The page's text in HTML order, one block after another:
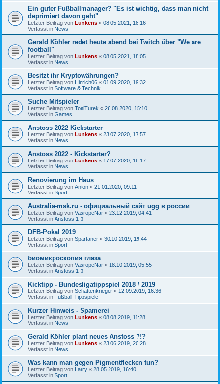
Ein guter Fußballmanager? "Es ist wichtig, dass man nicht
deprimiert davon geht"
Letzter Beitrag von Lunkens « 08.05.2021, 18:16
Verfasst in News
Gerald Köhler redet heute abend bei Twitch über "We are
football"
Letzter Beitrag von Lunkens « 08.05.2021, 18:05
Verfasst in News
Besitzt ihr Kryptowährungen?
Letzter Beitrag von Hinrich06 « 01.09.2020, 19:32
Verfasst in Software & Technik
Suche Mitspieler
Letzter Beitrag von ToniTurek « 26.08.2020, 15:10
Verfasst in Games
Anstoss 2022 Kickstarter
Letzter Beitrag von Lunkens « 23.07.2020, 17:57
Verfasst in News
Anstoss 2022 - Kickstarter?
Letzter Beitrag von Lunkens « 17.07.2020, 18:17
Verfasst in News
Renovierung im Haus
Letzter Beitrag von Anton « 21.01.2020, 09:11
Verfasst in Sport
Australia-msk.ru - официальный сайт ugg в россии
Letzter Beitrag von VasropeNar « 23.12.2019, 04:41
Verfasst in Anstoss 1-3
DFB-Pokal 2019
Letzter Beitrag von Spartaner « 30.10.2019, 19:44
Verfasst in Sport
биомикроскопия глаза
Letzter Beitrag von VasropeNar « 18.10.2019, 05:55
Verfasst in Anstoss 1-3
Kicktipp - Bundesligatippspiel 2018 / 2019
Letzter Beitrag von Schattenkrieger « 12.09.2019, 16:36
Verfasst in Fußball-Tippspiele
Kurzer Hinweis - Spamerei
Letzter Beitrag von Lunkens « 08.08.2019, 11:28
Verfasst in News
Gerald Köhler plant neues Anstoss ?!?
Letzter Beitrag von Lunkens « 23.06.2019, 20:28
Verfasst in News
Was kann man gegen Pigmentflecken tun?
Letzter Beitrag von Larry « 28.05.2019, 16:40
Verfasst in Sport